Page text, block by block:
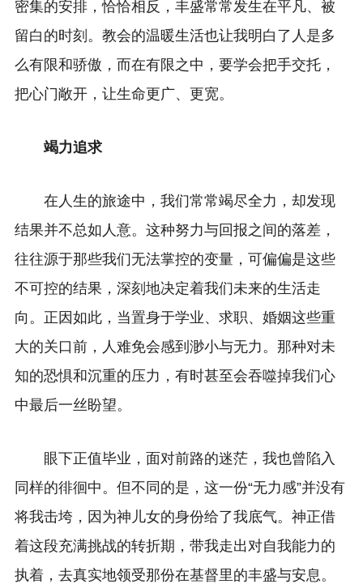
密集的安排，恰恰相反，丰盛常常发生在平凡、被
留白的时刻。教会的温暖生活也让我明白了人是多
么有限和骄傲，而在有限之中，要学会把手交托，
把心门敞开，让生命更广、更宽。
竭力追求
在人生的旅途中，我们常常竭尽全力，却发现
结果并不总如人意。这种努力与回报之间的落差，
往往源于那些我们无法掌控的变量，可偏偏是这些
不可控的结果，深刻地决定着我们未来的生活走
向。正因如此，当置身于学业、求职、婚姻这些重
大的关口前，人难免会感到渺小与无力。那种对未
知的恐惧和沉重的压力，有时甚至会吞噬掉我们心
中最后一丝盼望。
眼下正值毕业，面对前路的迷茫，我也曾陷入
同样的徘徊中。但不同的是，这一份“无力感”并没有
将我击垮，因为神儿女的身份给了我底气。神正借
着这段充满挑战的转折期，带我走出对自我能力的
执着，去真实地领受那份在基督里的丰盛与安息。